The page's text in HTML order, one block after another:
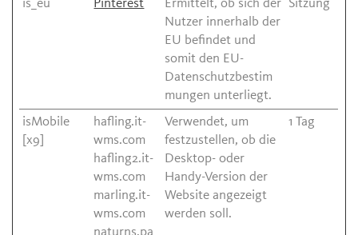
is_eu Pinterest
Ermittelt, ob sich der
Nutzer innerhalb der
EU befindet und
somit den EU-
Datenschutzbestim
mungen unterliegt.
Sitzung
isMobile
[x9]
hafling.it-
wms.com
hafling2.it-
wms.com
marling.it-
wms.com
Verwendet, um
festzustellen, ob die
Desktop- oder
Handy-Version der
Website angezeigt
werden soll.
1 Tag